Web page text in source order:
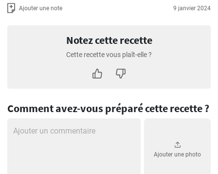
Ajouter une note 9 janvier 2024
Notez cette recette
Cette recette vous plaît-elle ?
Comment avez-vous préparé cette recette ?
Ajouter une photo